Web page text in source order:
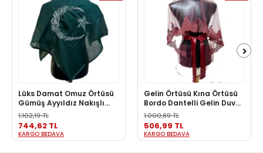
Lüks Damat Omuz Örtüsü
Gümüş Ayyıldız Nakışlı
Kına Şalı Erkek Kına Örtüsü
KARGO BEDAVA
1.102,19 TL
744,62 TL
Gelin Örtüsü Kına Örtüsü
Bordo Dantelli Gelin Duvak
Eldiven ve Kuşak seti
KARGO BEDAVA
1.000,89 TL
506,99 TL